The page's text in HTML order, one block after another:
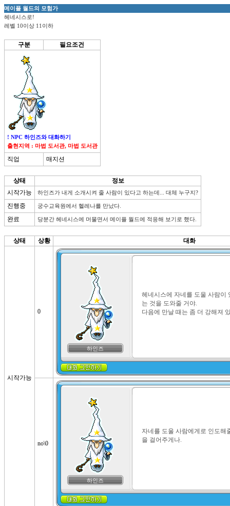
메이플 월드의 모험가
헤네시스로!
레벨 10이상 11이하
구분 필요조건
! NPC 하인즈와 대화하기
출현지역 : 마법 도서관, 마법 도서관
직업 매지션
상태
정보
시작가능
진행중
완료 당분간 헤네시스에 머물면서 메이플 월드에 적응해 보기로 했다.
상태 상황 대화
시작가능
0
하인즈
헤네시스에 자네를 도울 사람이
는 것을 도와줄 거야.
다음에 만날 때는 좀 더 강해져
no\0
하인즈
자네를 도울 사람에게로 인도해
을 걸어주게나.